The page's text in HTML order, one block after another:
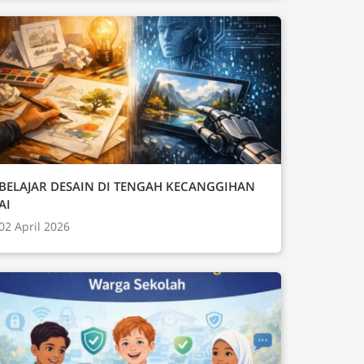
BELAJAR DESAIN DI TENGAH KECANGGIHAN
April 2026